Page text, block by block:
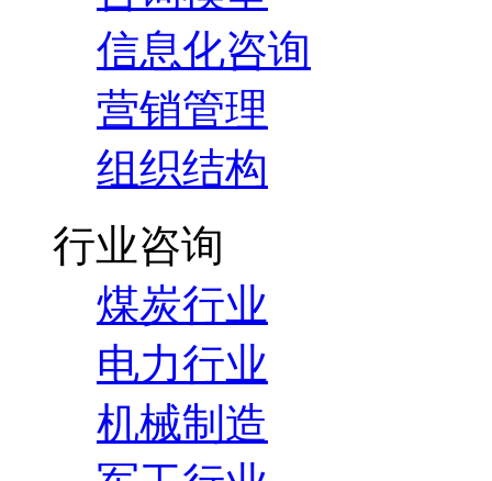
信息化咨询
营销管理
组织结构
行业咨询
煤炭行业
电力行业
机械制造